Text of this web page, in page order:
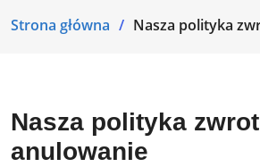
Strona główna Nasza polityka
Nasza polityka
anulowanie